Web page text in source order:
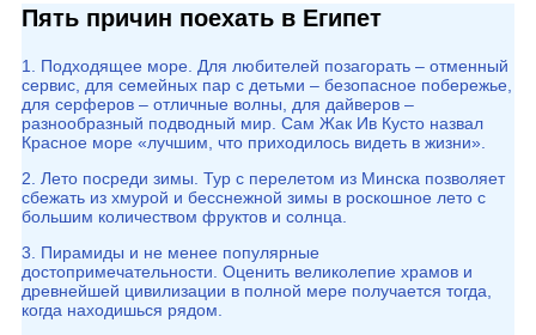
Пять причин поехать в Египет
1. Подходящее море. Для любителей позагорать – отменный
сервис, для семейных пар с детьми – безопасное побережье,
для серферов – отличные волны, для дайверов –
разнообразный подводный мир. Сам Жак Ив Кусто назвал
Красное море «лучшим, что приходилось видеть в жизни».
2. Лето посреди зимы. Тур с перелетом из Минска позволяет
сбежать из хмурой и бесснежной зимы в роскошное лето с
большим количеством фруктов и солнца.
3. Пирамиды и не менее популярные
достопримечательности. Оценить великолепие храмов и
древнейшей цивилизации в полной мере получается тогда,
когда находишься рядом.